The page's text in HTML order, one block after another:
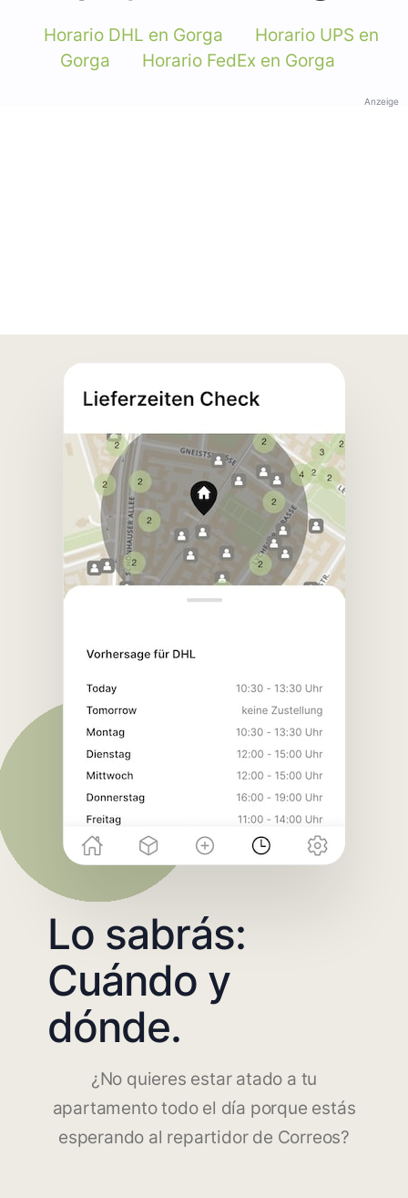
Horario DHL en Gorga
Horario UPS en
Gorga
Horario FedEx en Gorga
Anzeige
Lo sabrás:
Cuándo y
dónde.
¿No quieres estar atado a tu
apartamento todo el día porque estás
esperando al repartidor de Correos?